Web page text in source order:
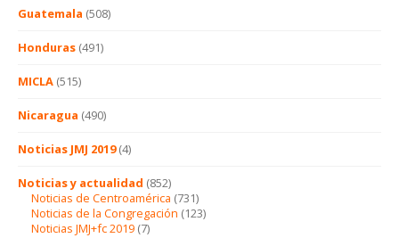
Guatemala (508)
Honduras (491)
MICLA (515)
Nicaragua (490)
Noticias JMJ 2019(4)
Noticias y actualidad (852)
Noticias de Centroamérica (731)
Noticias de la Congregación (123)
Noticias JMJ+fc 2019 (7)